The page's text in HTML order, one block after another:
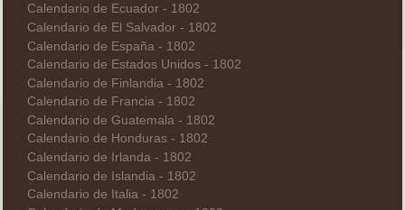
Calendario de Ecuador - 1802
Calendario de El Salvador - 1802
Calendario de España - 1802
Calendario de Estados Unidos - 1802
Calendario de Finlandia - 1802
Calendario de Francia - 1802
Calendario de Guatemala - 1802
Calendario de Honduras - 1802
Calendario de Irlanda - 1802
Calendario de Islandia - 1802
Calendario de Italia - 1802